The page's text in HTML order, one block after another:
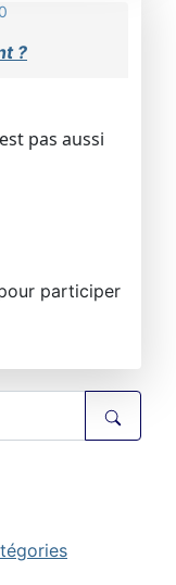
?
pas aussi
participer